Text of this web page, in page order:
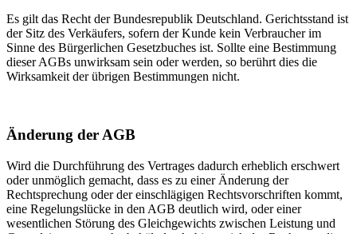
Es gilt das Recht der Bundesrepublik Deutschland. Gerichtsstand ist
der Sitz des Verkäufers, sofern der Kunde kein Verbraucher im
Sinne des Bürgerlichen Gesetzbuches ist. Sollte eine Bestimmung
dieser AGBs unwirksam sein oder werden, so berührt dies die
Wirksamkeit der übrigen Bestimmungen nicht.
Änderung der AGB
Wird die Durchführung des Vertrages dadurch erheblich erschwert
oder unmöglich gemacht, dass es zu einer Änderung der
Rechtsprechung oder der einschlägigen Rechtsvorschriften kommt,
eine Regelungslücke in den AGB deutlich wird, oder einer
wesentlichen Störung des Gleichgewichts zwischen Leistung und